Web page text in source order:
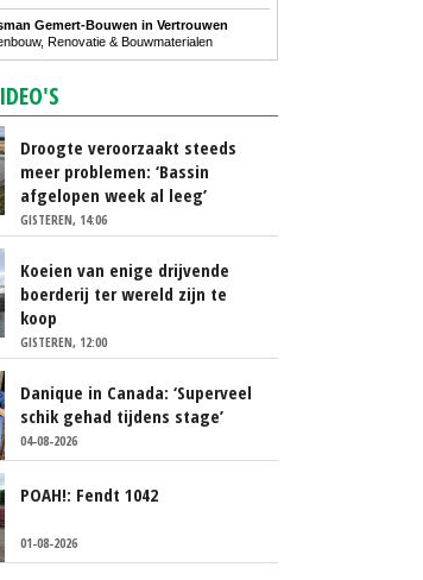
Gemert-Bouwen in Vertrouwen
Renovatie & Bouwmaterialen
Droogte veroorzaakt steeds
meer problemen: ‘Bassin
afgelopen week al leeg’
GISTEREN, 14:06
Koeien van enige drijvende
boerderij ter wereld zijn te
koop
GISTEREN, 12:00
Danique in Canada: ‘Superveel
schik gehad tijdens stage’
04-08-2026
POAH!: Fendt 1042
01-08-2026